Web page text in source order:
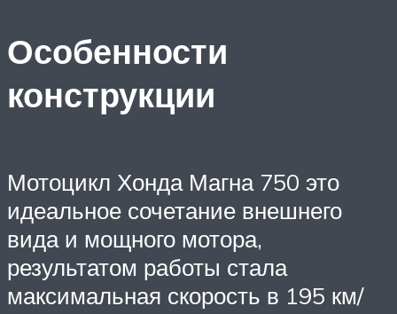
Особенности
конструкции
Мотоцикл Хонда Магна 750 это
идеальное сочетание внешнего
вида и мощного мотора,
результатом работы стала
максимальная скорость в 195 км/